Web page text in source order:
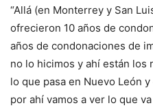
“Allá (en Monterrey y San
ofrecieron 10 años de
años de condonaciones de
no lo hicimos y ahí están los
lo que pasa en Nuevo León
por ahí vamos a ver lo que